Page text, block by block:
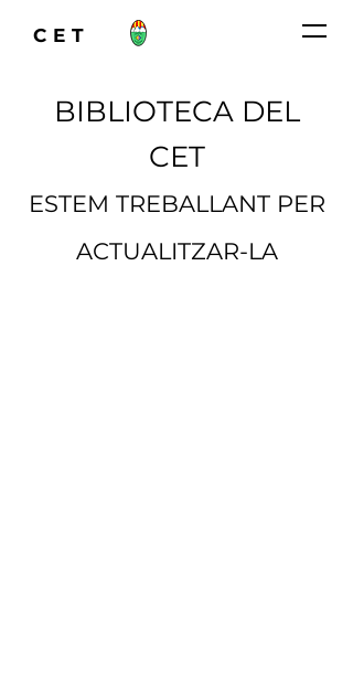
CET
BIBLIOTECA DEL
CET
ESTEM TREBALLANT PER
ACTUALITZAR-LA